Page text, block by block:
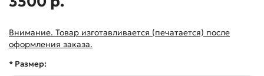
Внимание. Товар изготавливается (печатается) после
оформления заказа.
* Размер: